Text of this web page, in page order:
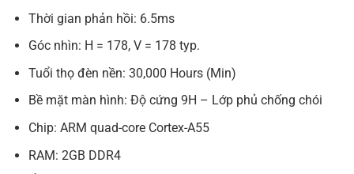
Thời gian phản hồi: 6.5ms
Góc nhìn: H = 178, V = 178 typ.
Tuổi thọ đèn nền: 30,000 Hours (Min)
Bề mặt màn hình: Độ cứng 9H – Lớp phủ chống chói
Chip: ARM quad-core Cortex-A55
RAM: 2GB DDR4